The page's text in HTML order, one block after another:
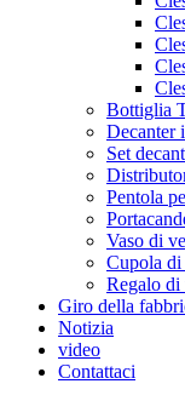
Bottiglia
Decanter
Set
Pentola
Vaso di
Cupola di
Regalo di
Giro della
Notizia
video
Contattaci